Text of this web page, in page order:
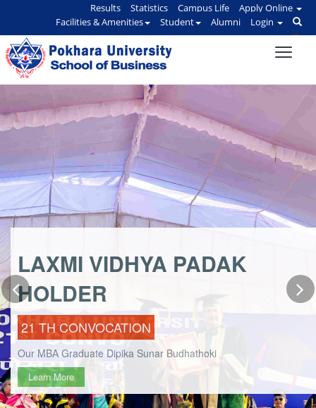
Results Statistics Campus Life
Apply Online
Facilities & Amenities
Student Alumni Login
LAXMI VIDHYA PADAK
HOLDER
21 TH CONVOCATION
Our MBA Graduate Dipika Sunar Budhathoki
Learn More